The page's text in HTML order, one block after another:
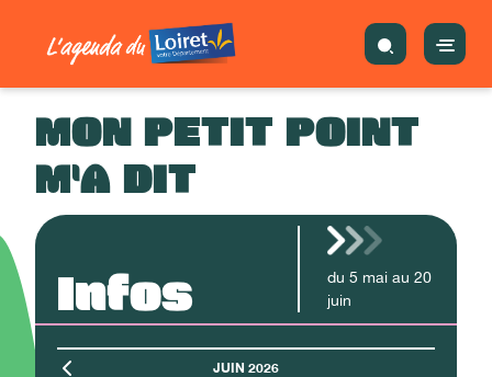
MON PETIT POINT
M'A DIT
Infos du 5 mai au 20
juin
JUIN 2026